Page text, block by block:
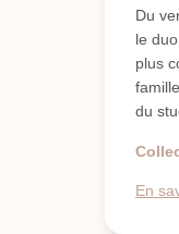
Du
le
plus
du
En